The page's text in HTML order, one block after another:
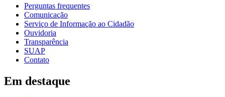
Perguntas frequentes
Comunicação
Serviço de Informação ao Cidadão
Ouvidoria
Transparência
SUAP
Contato
Em destaque